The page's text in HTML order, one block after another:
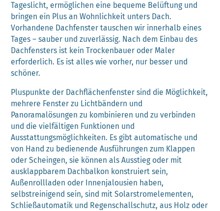
Tageslicht, ermöglichen eine bequeme Belüftung und
bringen ein Plus an Wohnlichkeit unters Dach.
Vorhandene Dachfenster tauschen wir innerhalb eines
Tages – sauber und zuverlässig. Nach dem Einbau des
Dachfensters ist kein Trockenbauer oder Maler
erforderlich. Es ist alles wie vorher, nur besser und
schöner.
Pluspunkte der Dachflächenfenster sind die Möglichkeit,
mehrere Fenster zu Lichtbändern und
Panoramalösungen zu kombinieren und zu verbinden
und die vielfältigen Funktionen und
Ausstattungsmöglichkeiten. Es gibt automatische und
von Hand zu bedienende Ausführungen zum Klappen
oder Scheingen, sie können als Ausstieg oder mit
ausklappbarem Dachbalkon konstruiert sein,
Außenrollladen oder Innenjalousien haben,
selbstreinigend sein, sind mit Solarstromelementen,
Schließautomatik und Regenschallschutz, aus Holz oder